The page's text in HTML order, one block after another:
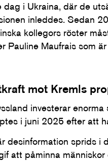
dag i Ukraina, där de
inleddes. Sedan
kollegors röster
Pauline Maufrais som
mot Kremls
investerar
i juni 2025 efter att
desinformation sprids i
att påminna